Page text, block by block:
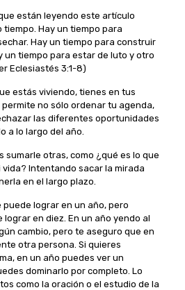
están leyendo este artículo
tiempo. Hay un tiempo para
Hay un tiempo para construir
un tiempo para estar de luto y otro
Eclesiastés 3:1-8)
estás viviendo, tienes en tus
no sólo ordenar tu agenda,
las diferentes oportunidades
a lo largo del año.
sumarle otras, como ¿qué es lo que
Intentando sacar la mirada
en el largo plazo.
lograr en un año, pero
en diez. En un año yendo al
cambio, pero te aseguro que en
otra persona. Si quieres
en un año puedes ver un
dominarlo por completo. Lo
como la oración o el estudio de la